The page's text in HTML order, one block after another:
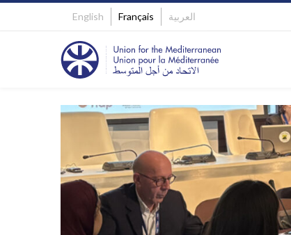
English Français العربية